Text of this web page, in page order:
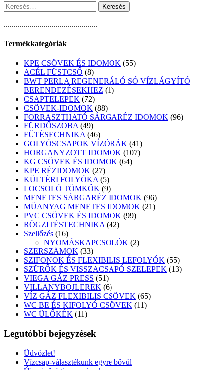
Keresés:
...............................................
Termékkategóriák
KPE CSÖVEK ÉS IDOMOK 5555
ACÉL FÜSTCSŐ 88
termék
BWT PERLA REGENERÁLÓ SÓ VÍZLÁGYÍTÓ
BERENDEZÉSEKHEZ
11
CSAPTELEPEK 7272
termék
CSÖVEK-IDOMOK 8888
termék
FORRASZTHATÓ SÁRGARÉZ IDOMOK 9696
FÜRDŐSZOBA 4949
termék
FŰTÉSECHNIKA 4646
termék
GOLYÓSCSAPOK VÍZÓRÁK 4141
termék
HORGANYZOTT IDOMOK 107107
KG CSÖVEK ÉS IDOMOK 6464
KPE RÉZIDOMOK 2727
termék
KÜLTÉRI FOLYÓKA 55
termék
LOCSOLÓ TÖMKŐK 99
termék
MENETES SÁRGARÉZ IDOMOK 9696
termék
MÜANYAG MENETES IDOMOK 2121
PVC CSÖVEK ÉS IDOMOK 9999
RÖGZITÉSTECHNIKA 4242
Szellőzés 1616
termék
NYOMÁSKAPCSOLÓK 22
SZERSZÁMOK 3333
termék
SZIFONOK ÉS FLEXIBILIS LEFOLYÓK 5555
termék
SZÜRŐK ÉS VISSZACSAPÓ SZELEPEK 1313
VIEGA GÁZ PRESS 5151
termék
VILLANYBOJLEREK 66
termék
VÍZ GÁZ FLEXIBILIS CSÖVEK 6565
WC BE ÉS KIFOLYÓ CSÖVEK 1111
WC ÜLŐKÉK 1111
Legutóbbi bejegyzések
Üdvözlet!
Vízcsap-választékunk egyre bővül